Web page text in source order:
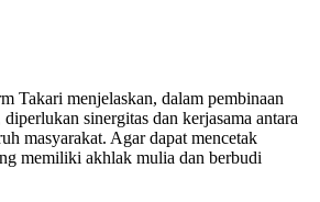
Takari menjelaskan, dalam pembinaan
sinergitas dan kerjasama antara
masyarakat. Agar dapat mencetak
memiliki akhlak mulia dan berbudi